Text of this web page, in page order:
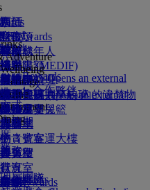
動
機場迎賓 Opens an external
tab
務
務
作夥伴
價
程式
訂
位
送
出行
續
續選項
事項
明書 (MEDIF)
酋長國 (UAE) 內的違禁物
3 號客運大樓
大樓
務
李限額
李限額
務
權
艙
體驗
視
食
服務
程
賓室
賓室
貴賓室
賓室
賓室
賓室
行
未成年人
票價規則
椅及嬰兒籃
額
媒體中心 Opens an external
tab
層團隊
Adventure
夥伴
合作夥伴
假期
Skywards
司
Rewards
式
協助
損壞支援
務
更新
況
航空航班
和代碼共享航班
產品
要求
Skywards